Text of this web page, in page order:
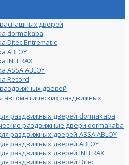
дверей
dormakaba
Ditec Entrematic
ABLOY
INTERAX
ASSA ABLOY
Record
дверей
автоматических раздвижных
раздвижных дверей dormakaba
раздвижные двери dormakaba
раздвижных дверей ASSA ABLOY
раздвижных дверей ABLOY
раздвижных дверей INTERAX
раздвижных дверей Ditec